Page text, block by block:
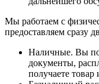
Мы работаем с
предоставляем сразу
Наличные. Вы
документы,
получаете товар